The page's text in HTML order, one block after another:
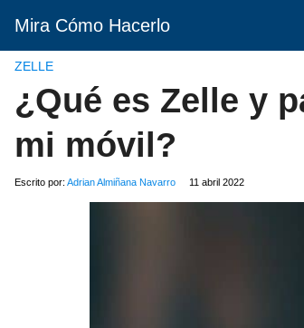
Mira Cómo Hacerlo
ZELLE
¿Qué es Zelle y
mi móvil?
Escrito por: Adrian Almiñana Navarro 11 abril 2022